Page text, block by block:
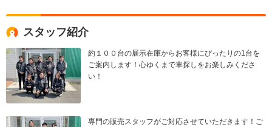
スタッフ紹介
約１００台の展示在庫からお客様にぴったりの1台を
ご案内します！心ゆくまで車探しをお楽しみくださ
い！
専門の販売スタッフがご対応させていただきます！ご